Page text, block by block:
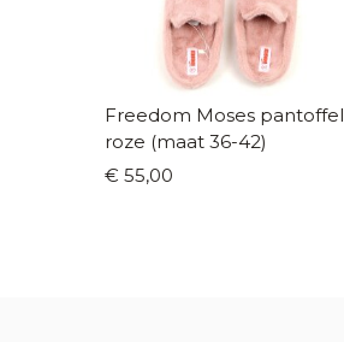
Freedom Moses pantoffel
roze (maat 36-42)
€ 55,00